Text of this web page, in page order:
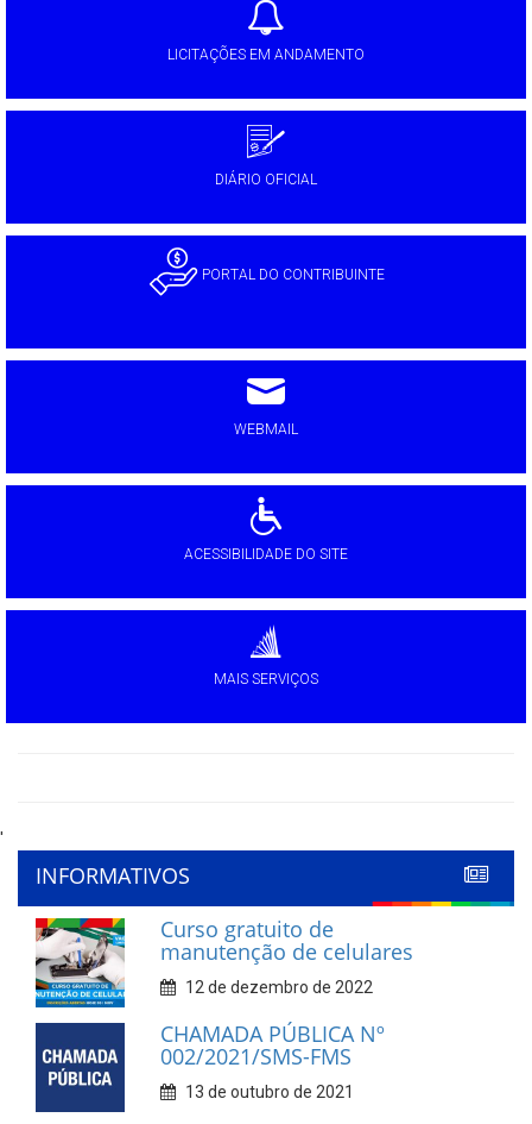
LICITAÇÕES EM ANDAMENTO
DIÁRIO OFICIAL
PORTAL DO CONTRIBUINTE
WEBMAIL
ACESSIBILIDADE DO SITE
MAIS SERVIÇOS
'
INFORMATIVOS
Curso gratuito de
manutenção de celulares
12 de dezembro de 2022
CHAMADA PÚBLICA Nº
002/2021/SMS-FMS
13 de outubro de 2021